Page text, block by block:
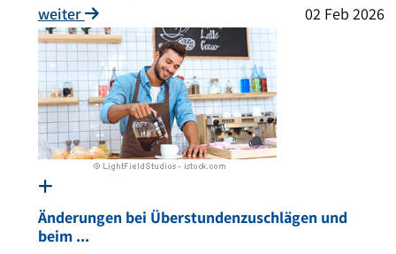
weiter
02 Feb 2026
Änderungen bei Überstundenzuschlägen und
beim ...